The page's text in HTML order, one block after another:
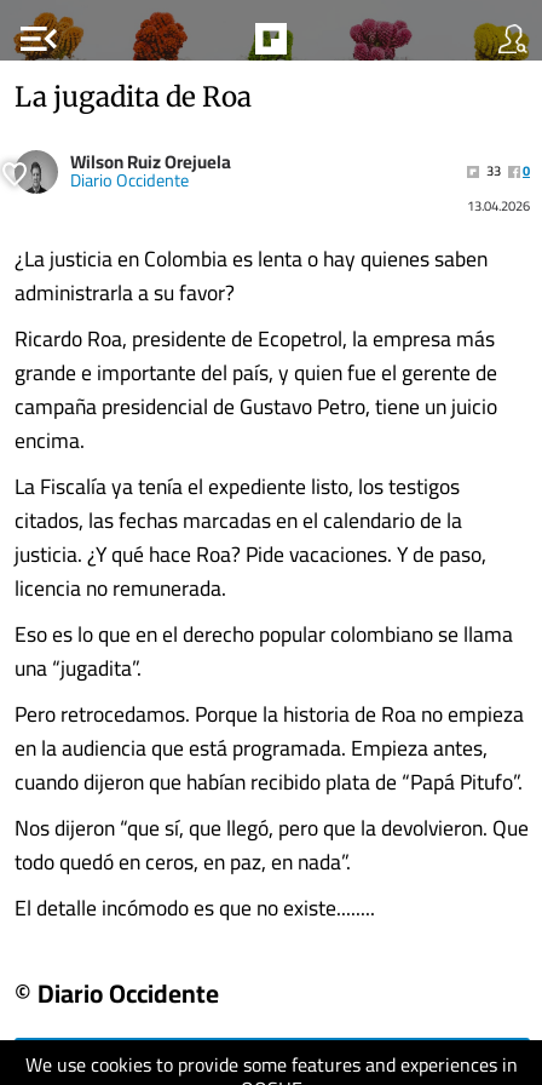
menu_open
We use cookies to provide some features and experiences in
La jugadita de Roa
Wilson Ruiz Orejuela
Diario Occidente 33
0
13.04.2026
¿La justicia en Colombia es lenta o hay quienes saben
administrarla a su favor?
Ricardo Roa, presidente de Ecopetrol, la empresa más
grande e importante del país, y quien fue el gerente de
campaña presidencial de Gustavo Petro, tiene un juicio
encima.
La Fiscalía ya tenía el expediente listo, los testigos
citados, las fechas marcadas en el calendario de la
justicia. ¿Y qué hace Roa? Pide vacaciones. Y de paso,
licencia no remunerada.
Eso es lo que en el derecho popular colombiano se llama
una “jugadita”.
Pero retrocedamos. Porque la historia de Roa no empieza
en la audiencia que está programada. Empieza antes,
cuando dijeron que habían recibido plata de “Papá Pitufo”.
Nos dijeron “que sí, que llegó, pero que la devolvieron. Que
todo quedó en ceros, en paz, en nada”.
El detalle incómodo es que no existe........
© Diario Occidente